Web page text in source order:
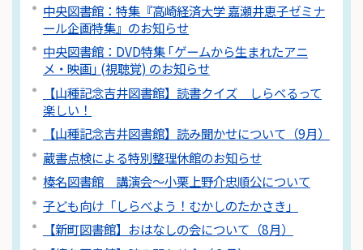
中央図書館：特集『高崎経済大学 嘉瀬井恵子ゼミナ
ール企画特集』のお知らせ
中央図書館：DVD特集 ｢ゲームから生まれたアニ
メ・映画｣ (視聴覚) のお知らせ
【山種記念吉井図書館】読書クイズ しらべるって
楽しい！
【山種記念吉井図書館】読み聞かせについて（9月）
蔵書点検による特別整理休館のお知らせ
榛名図書館 講演会～小栗上野介忠順公について
子ども向け「しらべよう！むかしのたかさき」
【新町図書館】おはなしの会について（8月）